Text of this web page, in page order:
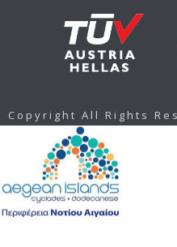
Copyright All Rights